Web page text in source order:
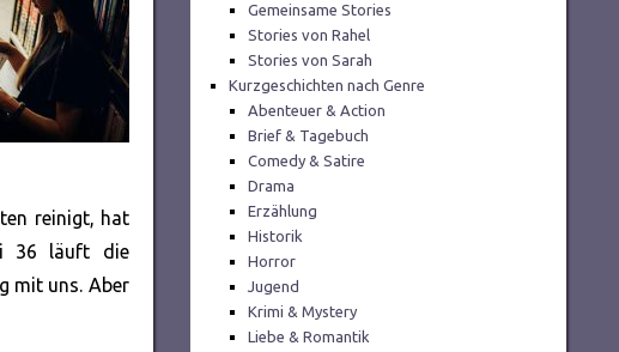
reinigt, hat
36 läuft die
mit uns. Aber
Gemeinsame Stories
Stories von Rahel
Stories von Sarah
Kurzgeschichten nach Genre
Abenteuer & Action
Brief & Tagebuch
Comedy & Satire
Drama
Erzählung
Historik
Horror
Jugend
Krimi & Mystery
Liebe & Romantik